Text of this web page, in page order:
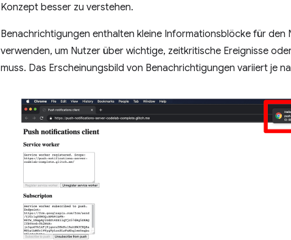
Konzept besser zu verstehen.
Benachrichtigungen enthalten kleine Informationsblöcke für den
verwenden, um Nutzer über wichtige, zeitkritische Ereignisse
muss. Das Erscheinungsbild von Benachrichtigungen variiert je